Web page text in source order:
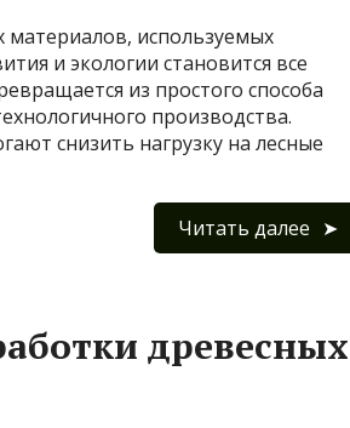
используемых
и экологии становится все
из простого способа
производства.
снизить нагрузку на лесные
Читать далее
древесных